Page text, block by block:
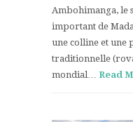
Ambohimanga, le
important de
une colline et une
traditionnelle
mondial… Read